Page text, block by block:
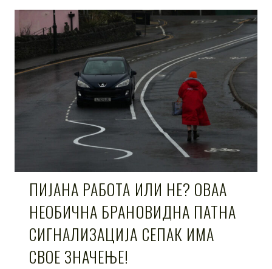
ПИЈАНА РАБОТА ИЛИ НЕ? ОВАА
НЕОБИЧНА БРАНОВИДНА ПАТНА
СИГНАЛИЗАЦИЈА СЕПАК ИМА
СВОЕ ЗНАЧЕЊЕ!